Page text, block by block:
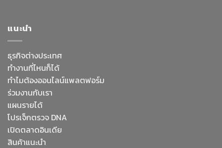
แนะนำ
ธุรกิจต่างประเทศ
ทำงานที่ไหนก็ได้
ทำไมต้องออนไลน์แพลตฟอร์ม
ร่วมงานกับเรา
แผนรายได้
โปรเจ็กตรวจ DNA
เปิดตลาดอินเดีย
สินค้าแนะนำ